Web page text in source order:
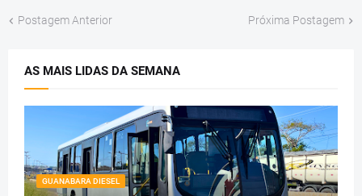
Postagem Anterior Próxima Postagem
AS MAIS LIDAS DA SEMANA
GUANABARA DIESEL